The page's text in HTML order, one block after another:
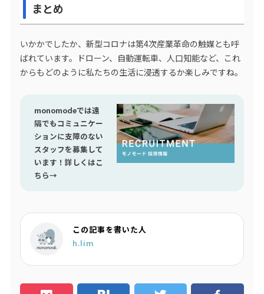
まとめ
いかかでしたか、新型コロナは第4次産業革命の触媒とも呼
ばれています。ドローン、自動運転車、人口知能など、これ
からもどのように私たちの生活に浸透するか楽しみですね。
monomodeでは遠
隔でもコミュニケー
ションに支障のない
スタッフを募集して
います！詳しくはこ
ちら→
この記事を書いた人
h.lim